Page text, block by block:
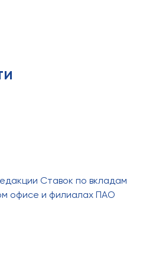
Ставок по вкладам
офисе и филиалах ПАО